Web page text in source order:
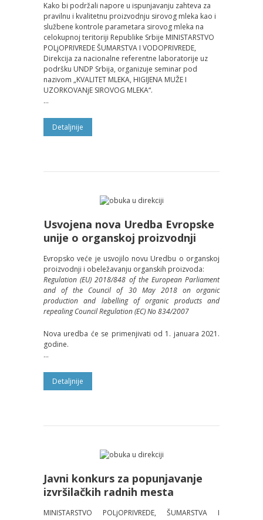
Kako bi podržali napore u ispunjavanju zahteva za
pravilnu i kvalitetnu proizvodnju sirovog mleka kao i
službene kontrole parametara sirovog mleka na
celokupnoj teritoriji Republike Srbije MINISTARSTVO
POLjOPRIVREDE ŠUMARSTVA I VODOPRIVREDE,
Direkcija za nacionalne referentne laboratorije uz
podršku UNDP Srbija, organizuje seminar pod
nazivom „KVALITET MLEKA, HIGIJENA MUŽE I
UZORKOVANјE SIROVOG MLEKA“.
...
Detalјnije
Usvojena nova Uredba Evropske
unije o organskoj proizvodnji
Evropsko veće je usvojilo novu Uredbu o organskoj
proizvodnji i obeležavanju organskih proizvoda:
Regulation (EU) 2018/848 of the European Parliament
and of the Council of 30 May 2018 on organic
production and labelling of organic products and
repealing Council Regulation (EC) No 834/2007
Nova uredba će se primenjivati od 1. januara 2021.
godine.
...
Detalјnije
Javni konkurs za popunjavanje
izvršilačkih radnih mesta
MINISTARSTVO POLjOPRIVREDE, ŠUMARSTVA I